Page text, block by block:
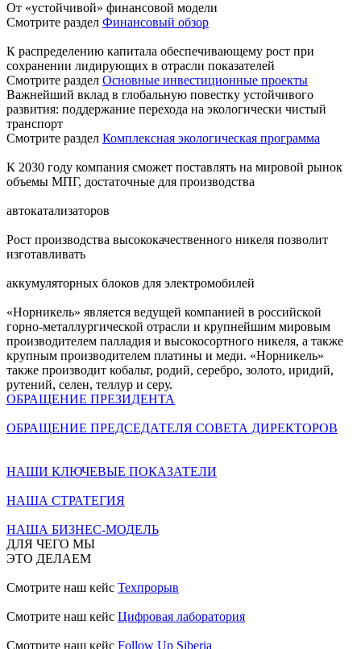
От «устойчивой» финансовой модели
Смотрите раздел Финансовый обзор
К распределению капитала обеспечивающему рост при
сохранении лидирующих в отрасли показателей
Смотрите раздел Основные инвестиционные проекты
Важнейший вклад в глобальную повестку устойчивого
развития: поддержание перехода на экологически чистый
транспорт
Смотрите раздел Комплексная экологическая программа
К 2030 году компания сможет поставлять на мировой рынок
объемы МПГ, достаточные для производства
автокатализаторов
Рост производства высококачественного никеля позволит
изготавливать
аккумуляторных блоков для электромобилей
«Норникель» является ведущей компанией в российской
горно-металлургической отрасли и крупнейшим мировым
производителем палладия и высокосортного никеля, а также
крупным производителем платины и меди. «Норникель»
также производит кобальт, родий, серебро, золото, иридий,
рутений, селен, теллур и серу.
ОБРАЩЕНИЕ ПРЕЗИДЕНТА
ОБРАЩЕНИЕ ПРЕДСЕДАТЕЛЯ СОВЕТА ДИРЕКТОРОВ
НАШИ КЛЮЧЕВЫЕ ПОКАЗАТЕЛИ
НАША СТРАТЕГИЯ
НАША БИЗНЕС-МОДЕЛЬ
ДЛЯ ЧЕГО МЫ
ЭТО ДЕЛАЕМ
Смотрите наш кейс Техпрорыв
Смотрите наш кейс Цифровая лаборатория
Смотрите наш кейс Follow Up Siberia